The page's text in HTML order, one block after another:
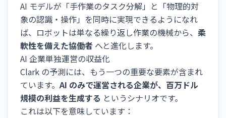
AI モデルが「手作業のタスク分解」と「物理的対
象の認識・操作」を同時に実現できるようになれ
ば、ロボットは単なる繰り返し作業の機械から、 柔
軟性を備えた協働者 へと進化します。
AI 企業単独運営の収益化
Clark の予測には、もう一つの重要な要素が含まれ
ています。AI のみで運営される企業が、百万ドル
規模の利益を生成する というシナリオです。
これは以下を意味しています：